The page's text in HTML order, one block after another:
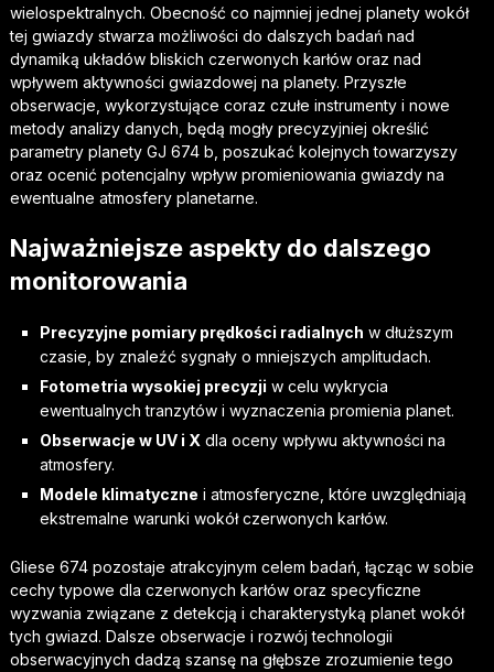
wielospektralnych. Obecność co najmniej jednej planety wokół
tej gwiazdy stwarza możliwości do dalszych badań nad
dynamiką układów bliskich czerwonych karłów oraz nad
wpływem aktywności gwiazdowej na planety. Przyszłe
obserwacje, wykorzystujące coraz czułe instrumenty i nowe
metody analizy danych, będą mogły precyzyjniej określić
parametry planety GJ 674 b, poszukać kolejnych towarzyszy
oraz ocenić potencjalny wpływ promieniowania gwiazdy na
ewentualne atmosfery planetarne.
Najważniejsze aspekty do dalszego
monitorowania
Precyzyjne pomiary prędkości radialnych w dłuższym
czasie, by znaleźć sygnały o mniejszych amplitudach.
Fotometria wysokiej precyzji w celu wykrycia
ewentualnych tranzytów i wyznaczenia promienia planet.
Obserwacje w UV i X dla oceny wpływu aktywności na
atmosfery.
Modele klimatyczne i atmosferyczne, które uwzględniają
ekstremalne warunki wokół czerwonych karłów.
Gliese 674 pozostaje atrakcyjnym celem badań, łącząc w sobie
cechy typowe dla czerwonych karłów oraz specyficzne
wyzwania związane z detekcją i charakterystyką planet wokół
tych gwiazd. Dalsze obserwacje i rozwój technologii
obserwacyjnych dadzą szansę na głębsze zrozumienie tego